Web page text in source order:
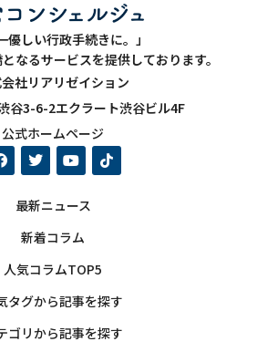
優しい行政手続きに。」
なるサービスを提供しております。
社リアリゼイション
谷3-6-2エクラート渋谷ビル4F
公式ホームページ
最新ニュース
新着コラム
人気コラムTOP5
タグから記事を探す
ゴリから記事を探す